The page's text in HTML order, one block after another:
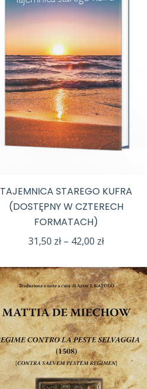
TAJEMNICA STAREGO KUFRA
(DOSTĘPNY W CZTERECH
FORMATACH)
31,50 zł – 42,00 złZakres
od
31,50 zł
do
42,00 zł